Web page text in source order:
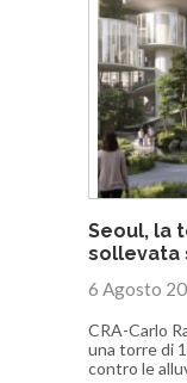
Seoul, la
sollevata
6 Agosto
CRA-Carlo
una torre di
contro le